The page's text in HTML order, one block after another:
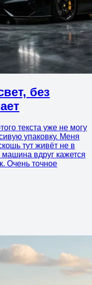
без
текста уже не могу
упаковку. Меня
тут живёт не в
машина вдруг кажется
Очень точное